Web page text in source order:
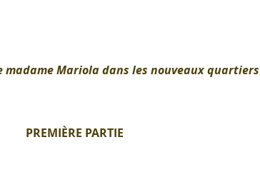
Mariola dans les nouveaux quartiers
PREMIÈRE PARTIE